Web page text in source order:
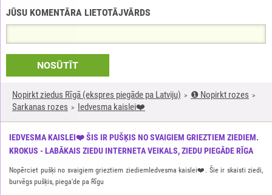
Nopirkt ziedus Rīgā (ekspres piegāde pa Latviju)
❶ Nopirkt rozes
Sarkanas rozes
Iedvesma kaislei❤️
IEDVESMA KAISLEI❤️ ŠIS IR PUŠĶIS NO SVAIGIEM GRIEZTIEM ZIEDIEM.
KROKUS - LABĀKAIS ZIEDU INTERNETA VEIKALS, ZIEDU PIEGĀDE RĪGA
Nopērciet pušķi no svaigiem grieztiem ziediemIedvesma kaislei❤️. Šie ir skaisti ziedi,
burvēgs pušķis, piega'de pa Rīgu
JŪSU KOMENTĀRA LIETOTĀJVĀRDS
NOSŪTĪT